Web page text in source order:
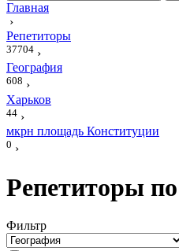
Главная
›
Репетиторы
37704 ›
География
608 ›
Харьков
44 ›
мкрн площадь Конституции
0 ›
Репетиторы
Фильтр